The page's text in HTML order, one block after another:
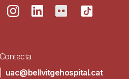
Contacta
uac@bellvitgehospital.cat